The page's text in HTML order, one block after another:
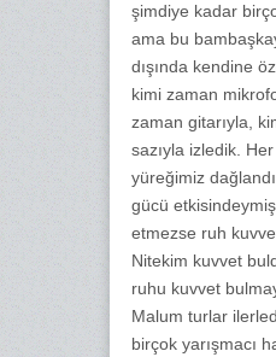
şimdiye kadar
ama bu
dışında kendine
kimi zaman
zaman gitarıyla,
sazıyla izledik.
yüreğimiz
gücü
etmezse ruh
Nitekim kuvvet
ruhu kuvvet
Malum turlar
birçok yarışmacı